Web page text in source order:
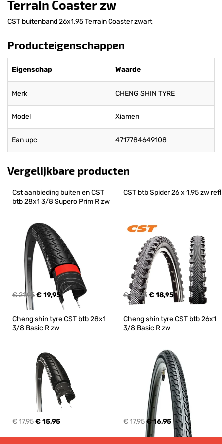
Terrain Coaster zw
CST buitenband 26x1.95 Terrain Coaster zwart
Producteigenschappen
Eigenschap Waarde
Merk CHENG SHIN TYRE
Model Xiamen
Ean upc 4717784649108
Vergelijkbare producten
Cst aanbieding buiten en CST
btb 28x1 3/8 Supero Prim R zw
€ 21,95€ 19,95
CST btb Spider 26 x 1.95 zw refl
€ 24,95€ 18,95
Cheng shin tyre CST btb 28x1
3/8 Basic R zw
€ 17,95€ 15,95
Cheng shin tyre CST btb 26x1
3/8 Basic R zw
€ 17,95€ 16,95